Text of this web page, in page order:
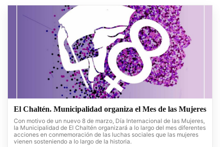
El Chaltén. Municipalidad organiza el Mes de las Mujeres
Con motivo de un nuevo 8 de marzo, Día Internacional de las Mujeres,
la Municipalidad de El Chaltén organizará a lo largo del mes diferentes
acciones en conmemoración de las luchas sociales que las mujeres
vienen sosteniendo a lo largo de la historia.